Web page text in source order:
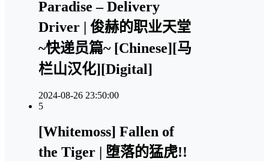
Paradise – Delivery
Driver | 俊赫的职业天堂
~快递员篇~ [Chinese][马
栏山汉化][Digital]
2024-08-26 23:50:00
5
[Whitemoss] Fallen of
the Tiger | 堕落的猛虎!!